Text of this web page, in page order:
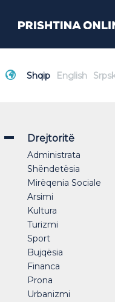
Shqip English
Drejtoritë
Administrata
Shëndetësia
Mirëqenia Sociale
Arsimi
Kultura
Turizmi
Sport
Bujqësia
Financa
Prona
Urbanizmi